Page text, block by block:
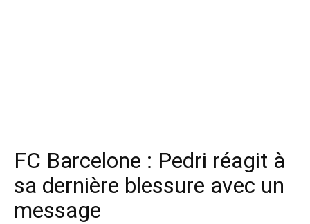
FC Barcelone : Pedri réagit à
sa dernière blessure avec un
message